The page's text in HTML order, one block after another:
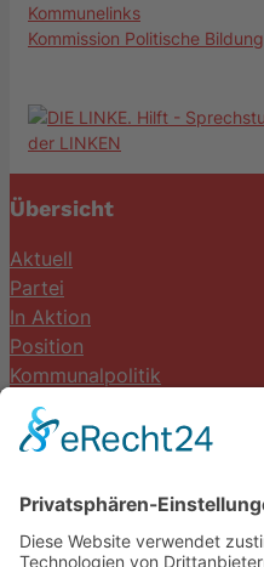
Kommunelinks
Kommission Politische Bildung
Übersicht
Aktuell
Partei
In Aktion
Position
Kommunalpolitik
Termine
DIE LINKE. Schwalm-Eder
Steingasse 5